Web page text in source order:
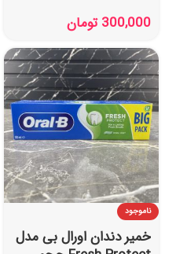
عددی
300,000 تومان
ناموجود
خمیر دندان اورال بی مدل